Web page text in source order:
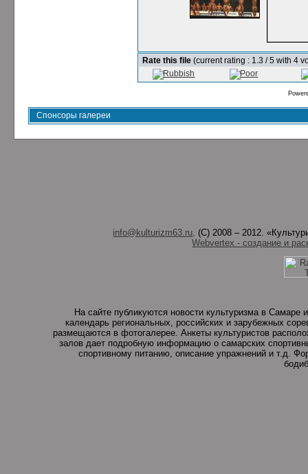
Rate this file (current rating : 1.3 / 5 with 4
Спонсоры галереи
info@kulturizm63.ru. (C) 2008 – 2012.
Webvertex - создание и
На сайте публикуются новости культуризма в
календарь региональных, российских и зарубежных
размещаются в фотогалерее. Анкеты культуристов
залов дает подробную информацию о самарских
спортивному питанию, описание упражнений и т.д.